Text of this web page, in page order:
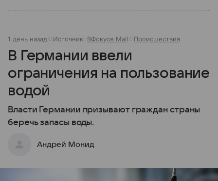
1 день назад Источник: ВФокусе Mail Происшествия
В Германии ввели
ограничения на пользование
водой
Власти Германии призывают граждан страны
беречь запасы воды.
Андрей Монид